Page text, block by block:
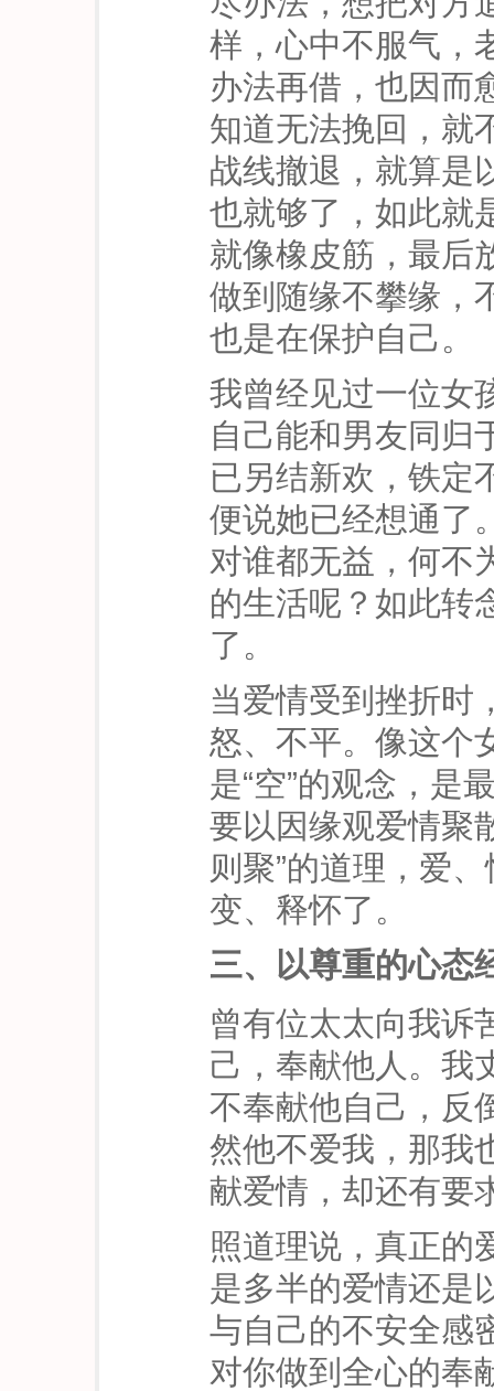
样，心中不服气，
办法再借，也因而
知道无法挽回，就
战线撤退，就算是
也就够了，如此就
就像橡皮筋，最后
做到随缘不攀缘，
也是在保护自己。
我曾经见过一位女
自己能和男友同归
已另结新欢，铁定
便说她已经想通了
对谁都无益，何不
的生活呢？如此转
了。
当爱情受到挫折时
怒、不平。像这个
是“空”的观念，是
要以因缘观爱情聚
则聚”的道理，爱
变、释怀了。
三、以尊重的心态
曾有位太太向我诉
己，奉献他人。我
不奉献他自己，反
然他不爱我，那我
献爱情，却还有要
照道理说，真正的
是多半的爱情还是
与自己的不安全感
对你做到全心的奉